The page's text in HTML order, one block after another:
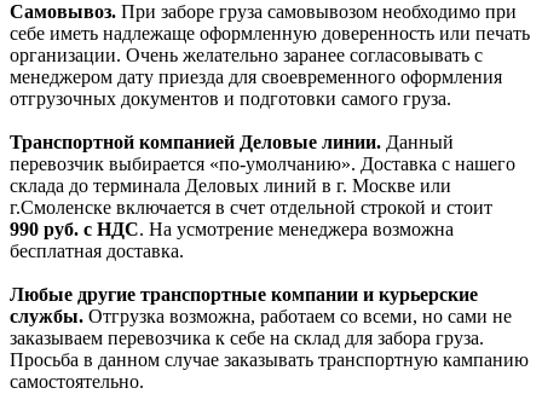
Самовывоз. При заборе груза самовывозом необходимо при
себе иметь надлежаще оформленную доверенность или печать
организации. Очень желательно заранее согласовывать с
менеджером дату приезда для своевременного оформления
отгрузочных документов и подготовки самого груза.
Транспортной компанией Деловые линии. Данный
перевозчик выбирается «по-умолчанию». Доставка с нашего
склада до терминала Деловых линий в г. Москве или
г.Смоленске включается в счет отдельной строкой и стоит
990 руб. с НДС. На усмотрение менеджера возможна
бесплатная доставка.
Любые другие транспортные компании и курьерские
службы. Отгрузка возможна, работаем со всеми, но сами не
заказываем перевозчика к себе на склад для забора груза.
Просьба в данном случае заказывать транспортную кампанию
самостоятельно.